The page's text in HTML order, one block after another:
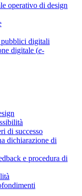
operativo di design
pubblici digitali
digitale (e-
di successo
dichiarazione di
e procedura di